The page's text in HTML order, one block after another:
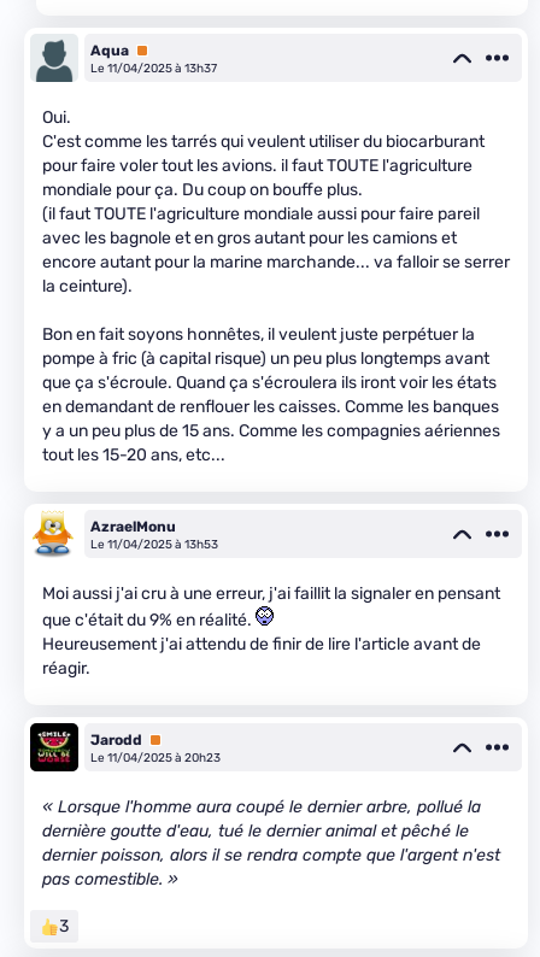
Aqua Premium
Le 11/04/2025 à 13h37
Oui.
C'est comme les tarrés qui veulent utiliser du biocarburant
pour faire voler tout les avions. il faut TOUTE l'agriculture
mondiale pour ça. Du coup on bouffe plus.
(il faut TOUTE l'agriculture mondiale aussi pour faire pareil
avec les bagnole et en gros autant pour les camions et
encore autant pour la marine marchande... va falloir se serrer
la ceinture).
Bon en fait soyons honnêtes, il veulent juste perpétuer la
pompe à fric (à capital risque) un peu plus longtemps avant
que ça s'écroule. Quand ça s'écroulera ils iront voir les états
en demandant de renflouer les caisses. Comme les banques
y a un peu plus de 15 ans. Comme les compagnies aériennes
tout les 15-20 ans, etc...
AzraelMonu
Le 11/04/2025 à 13h53
Moi aussi j'ai cru à une erreur, j'ai faillit la signaler en pensant
que c'était du 9% en réalité.
Heureusement j'ai attendu de finir de lire l'article avant de
réagir.
Jarodd
Premium
Le 11/04/2025 à 20h23
« Lorsque l'homme aura coupé le dernier arbre, pollué la
dernière goutte d'eau, tué le dernier animal et pêché le
dernier poisson, alors il se rendra compte que l'argent n'est
pas comestible. »
3